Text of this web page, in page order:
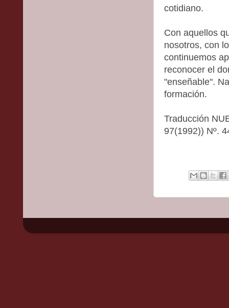
cotidiano.
Con aquellos
nosotros, con
continuemos
reconocer el
"enseñable".
formación.
Traducción
97(1992)) Nº.